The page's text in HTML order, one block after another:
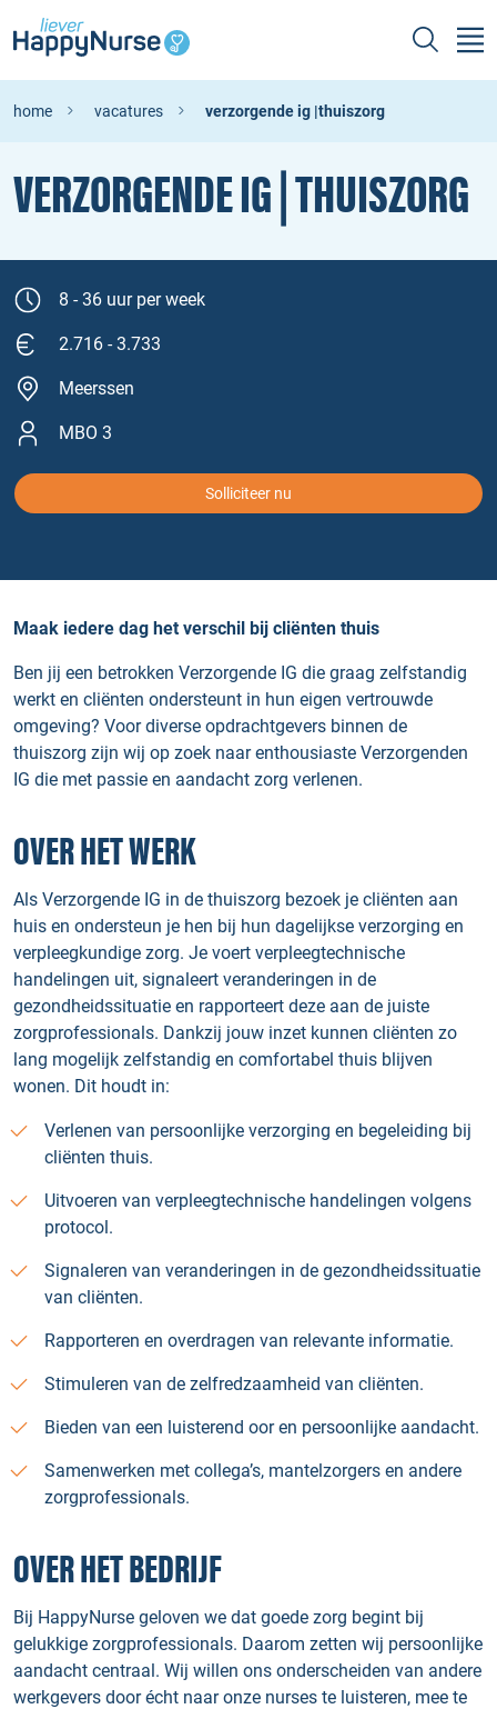
home vacatures verzorgende ig |thuiszorg
VERZORGENDE IG | THUISZORG
8 - 36 uur per week
2.716 - 3.733
Meerssen
MBO 3
Solliciteer nu
Maak iedere dag het verschil bij cliënten thuis
Ben jij een betrokken Verzorgende IG die graag zelfstandig
werkt en cliënten ondersteunt in hun eigen vertrouwde
omgeving? Voor diverse opdrachtgevers binnen de
thuiszorg zijn wij op zoek naar enthousiaste Verzorgenden
IG die met passie en aandacht zorg verlenen.
OVER HET WERK
Als Verzorgende IG in de thuiszorg bezoek je cliënten aan
huis en ondersteun je hen bij hun dagelijkse verzorging en
verpleegkundige zorg. Je voert verpleegtechnische
handelingen uit, signaleert veranderingen in de
gezondheidssituatie en rapporteert deze aan de juiste
zorgprofessionals. Dankzij jouw inzet kunnen cliënten zo
lang mogelijk zelfstandig en comfortabel thuis blijven
wonen. Dit houdt in:
Verlenen van persoonlijke verzorging en begeleiding bij
cliënten thuis.
Uitvoeren van verpleegtechnische handelingen volgens
protocol.
Signaleren van veranderingen in de gezondheidssituatie
van cliënten.
Rapporteren en overdragen van relevante informatie.
Stimuleren van de zelfredzaamheid van cliënten.
Bieden van een luisterend oor en persoonlijke aandacht.
Samenwerken met collega’s, mantelzorgers en andere
zorgprofessionals.
OVER HET BEDRIJF
Bij HappyNurse geloven we dat goede zorg begint bij
gelukkige zorgprofessionals. Daarom zetten wij persoonlijke
aandacht centraal. Wij willen ons onderscheiden van andere
werkgevers door écht naar onze nurses te luisteren, mee te